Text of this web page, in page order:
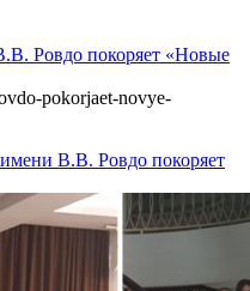
Ровдо покоряет «Новые
pokorjaet-novye-
В.В. Ровдо покоряет